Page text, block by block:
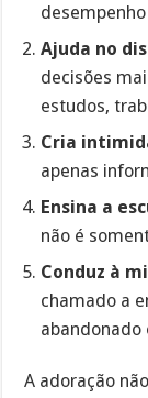
desempenho
Ajuda no
decisões
estudos,
Cria
apenas
Ensina a
não é
Conduz à
chamado a
abandonado
A adoração